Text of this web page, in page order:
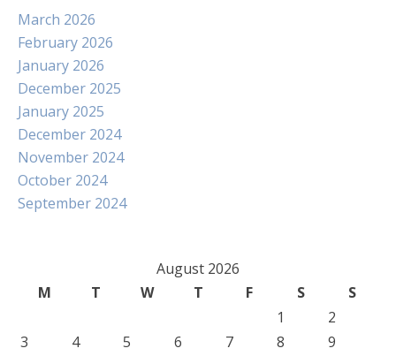
March 2026
February 2026
January 2026
December 2025
January 2025
December 2024
November 2024
October 2024
September 2024
August 2026
M
T W T F S
S
1
2
3
4 5 6 7 8
9